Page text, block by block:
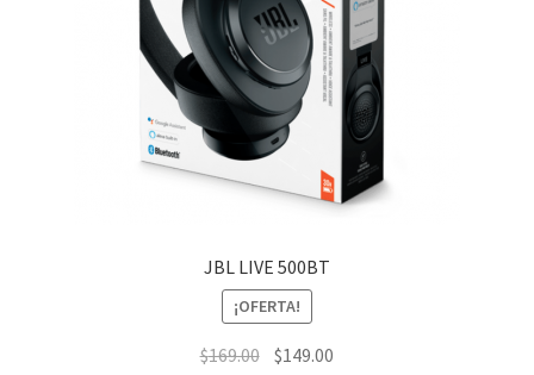
JBL LIVE 500BT
¡OFERTA!
$169.00 El$149.00